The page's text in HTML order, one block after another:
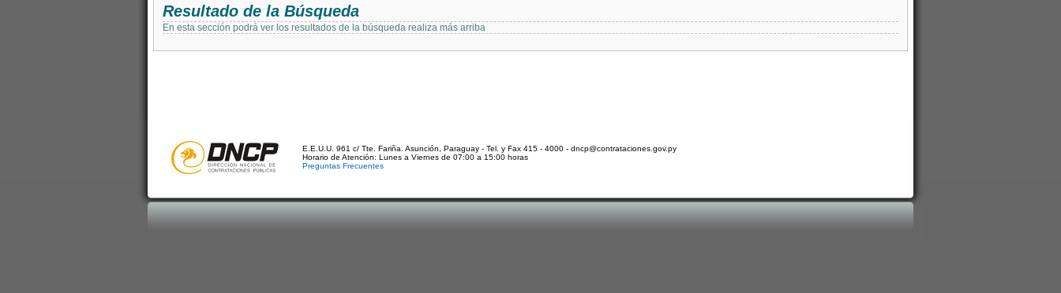
Resultado de la Búsqueda
En esta sección podrá ver los resultados de la búsqueda realiza más arriba
E.E.U.U. 961 c/ Tte. Fariña. Asunción, Paraguay - Tel. y Fax 415 - 4000 - dncp@contrataciones.gov.py
Horario de Atención: Lunes a Viernes de 07:00 a 15:00 horas
Preguntas Frecuentes